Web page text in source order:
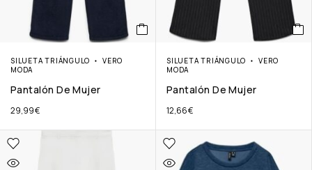
SILUETA TRIÁNGULO
VERO
MODA
Pantalón De Mujer
29,99€
SILUETA TRIÁNGULO
VERO
MODA
Pantalón De Mujer
12,66€